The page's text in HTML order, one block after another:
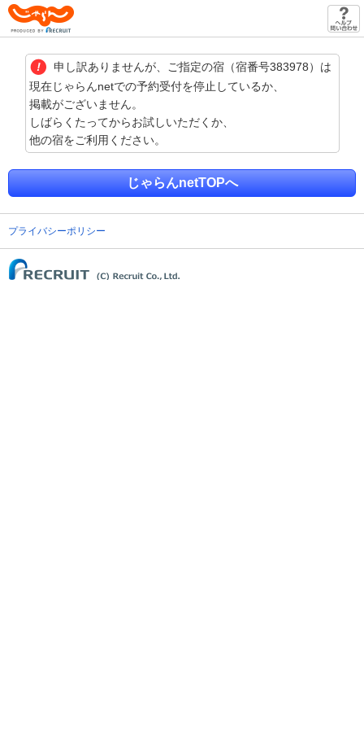
申し訳ありませんが、ご指定の宿（宿番号383978）は
現在じゃらんnetでの予約受付を停止しているか、
掲載がございません。
しばらくたってからお試しいただくか、
他の宿をご利用ください。
じゃらんnetTOPへ
プライバシーポリシー